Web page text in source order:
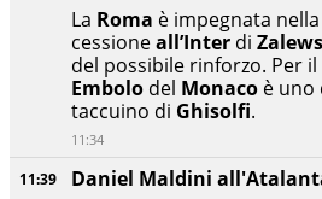
11:39
Daniel Maldini
La Roma è impegnata
cessioneall’Inter di
del possibile rinforzo. Per
Embolo del Monaco è uno
taccuino di Ghisolfi.
11:34